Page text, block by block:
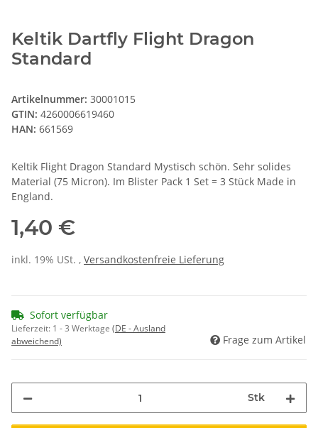
Keltik Dartfly Flight Dragon
Standard
Artikelnummer: 30001015
GTIN: 4260006619460
HAN: 661569
Keltik Flight Dragon Standard Mystisch schön. Sehr solides
Material (75 Micron). Im Blister Pack 1 Set = 3 Stück Made in
England.
1,40 €
inkl. 19% USt. , Versandkostenfreie Lieferung
Sofort verfügbar
Lieferzeit: 1 - 3 Werktage (DE - Ausland
abweichend)
Frage zum Artikel
Stk